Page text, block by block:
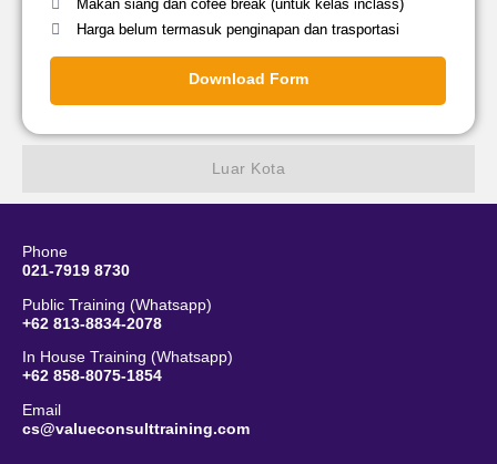
Luar Kota
Makan siang dan cofee break (untuk kelas inclass)
Harga belum termasuk penginapan dan trasportasi
Download Form
Phone
021-7919 8730
Public Training (Whatsapp)
+62 813-8834-2078
In House Training (Whatsapp)
+62 858-8075-1854
Email
cs@valueconsulttraining.com